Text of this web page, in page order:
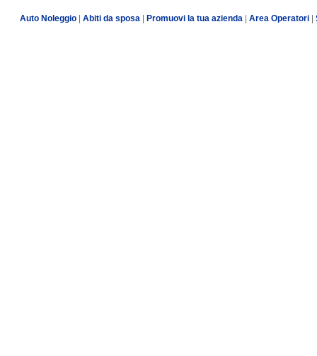
Auto Noleggio Abiti da sposa Promuovi la tua azienda Area Operatori